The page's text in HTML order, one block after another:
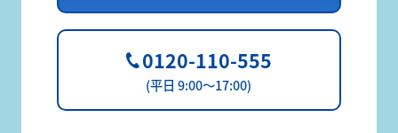
0120-110-555
(平日 9:00～17:00)